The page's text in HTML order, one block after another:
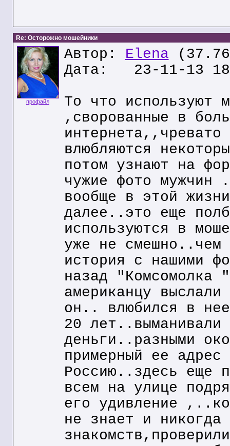
Re: Осторожно мошейники
профайл
Автор: Elena
Дата: 23-11-13
То что используют
,сворованные в
влюбляются
потом узнают на
чужие фото мужчин
вообще в этой
далее..это еще
используются в
уже не смешно..чем
история с нашими
назад "Комсомолка
американцу
он.. влюбился в
20 лет..выманивали
деньги..разными
примерный ее
Россию..здесь еще
всем на улице
его удивление
не знает и